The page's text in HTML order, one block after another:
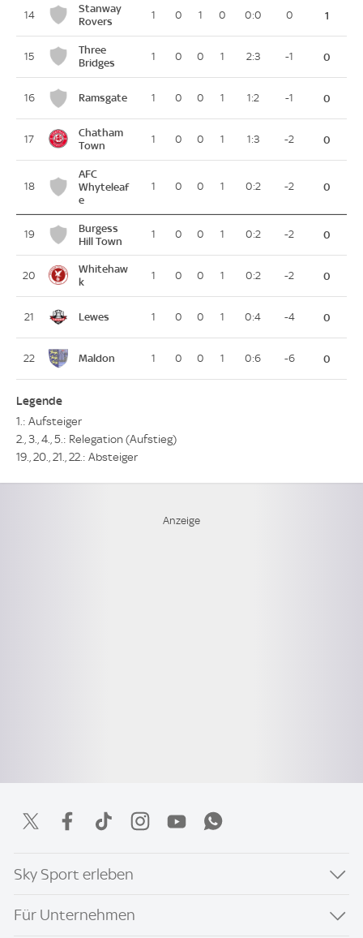
14
Stanway
Rovers
1 0 1 0 0:0 0 1
15
Three
Bridges
1 0 0 1 2:3 -1 0
16 Ramsgate 1 0 0 1 1:2 -1 0
17
Chatham
Town
1 0 0 1 1:3 -2 0
18
AFC
Whyteleaf
e
1 0 0 1 0:2 -2 0
19
Burgess
Hill Town
1 0 0 1 0:2 -2 0
20
Whitehaw
k
1 0 0 1 0:2 -2 0
21 Lewes 1 0 0 1 0:4 -4 0
22 Maldon 1 0 0 1 0:6 -6 0
Legende
1.: Aufsteiger
2., 3., 4., 5.: Relegation (Aufstieg)
19., 20., 21., 22.: Absteiger
Sky Sport erleben
Für Unternehmen